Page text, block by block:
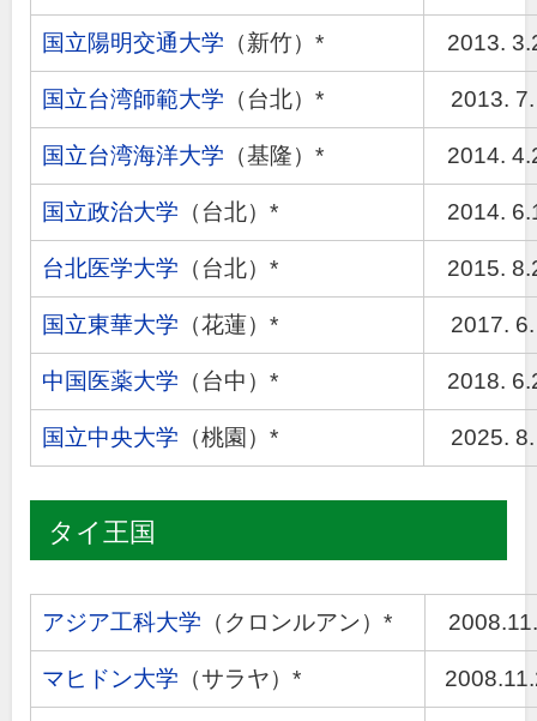
国立陽明交通大学 （新竹）* 2013.
国立台湾師範大学 （台北）* 2013.
国立台湾海洋大学 （基隆）* 2014.
国立政治大学 （台北）* 2014.
台北医学大学 （台北）* 2015.
国立東華大学 （花蓮）* 2017.
中国医薬大学 （台中）* 2018.
国立中央大学 （桃園）* 2025.
タイ王国
アジア工科大学 （クロンルアン）*
マヒドン大学 （サラヤ）*